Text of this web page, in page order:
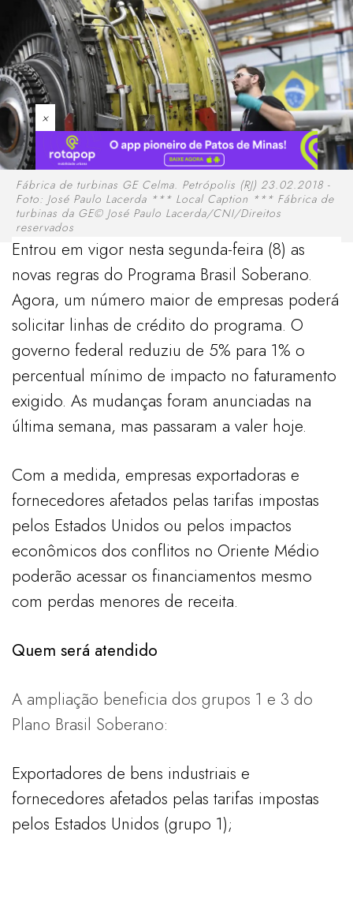
×
Fábrica de turbinas GE Celma. Petrópolis (RJ) 23.02.2018 -
Foto: José Paulo Lacerda *** Local Caption *** Fábrica de
turbinas da GE© José Paulo Lacerda/CNI/Direitos
reservados
Entrou em vigor nesta segunda-feira (8) as
novas regras do Programa Brasil Soberano.
Agora, um número maior de empresas poderá
solicitar linhas de crédito do programa. O
governo federal reduziu de 5% para 1% o
percentual mínimo de impacto no faturamento
exigido. As mudanças foram anunciadas na
última semana, mas passaram a valer hoje.
Com a medida, empresas exportadoras e
fornecedores afetados pelas tarifas impostas
pelos Estados Unidos ou pelos impactos
econômicos dos conflitos no Oriente Médio
poderão acessar os financiamentos mesmo
com perdas menores de receita.
Quem será atendido
A ampliação beneficia dos grupos 1 e 3 do
Plano Brasil Soberano:
Exportadores de bens industriais e
fornecedores afetados pelas tarifas impostas
pelos Estados Unidos (grupo 1);